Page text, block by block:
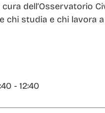
cura
chi studia e chi lavora
- 12:40